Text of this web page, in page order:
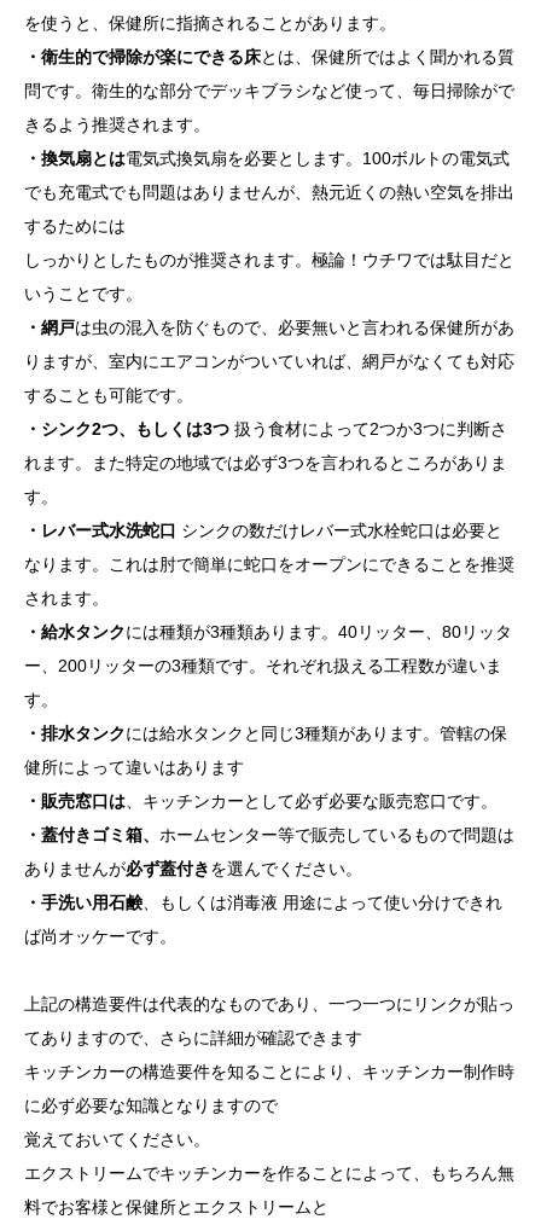
を使うと、保健所に指摘されることがあります。
・衛生的で掃除が楽にできる床とは、保健所ではよく聞かれる質
問です。衛生的な部分でデッキブラシなど使って、毎日掃除がで
きるよう推奨されます。
・換気扇とは電気式換気扇を必要とします。100ボルトの電気式
でも充電式でも問題はありませんが、熱元近くの熱い空気を排出
するためには
しっかりとしたものが推奨されます。極論！ウチワでは駄目だと
いうことです。
・網戸は虫の混入を防ぐもので、必要無いと言われる保健所があ
りますが、室内にエアコンがついていれば、網戸がなくても対応
することも可能です。
・シンク2つ、もしくは3つ 扱う食材によって2つか3つに判断さ
れます。また特定の地域では必ず3つを言われるところがありま
す。
・レバー式水洗蛇口 シンクの数だけレバー式水栓蛇口は必要と
なります。これは肘で簡単に蛇口をオープンにできることを推奨
されます。
・給水タンクには種類が3種類あります。40リッター、80リッタ
ー、200リッターの3種類です。それぞれ扱える工程数が違いま
す。
・排水タンクには給水タンクと同じ3種類があります。管轄の保
健所によって違いはあります
・販売窓口は 、キッチンカーとして必ず必要な販売窓口です。
・蓋付きゴミ箱、 ホームセンター等で販売しているもので問題は
ありませんが必ず蓋付きを選んでください。
・手洗い用石鹸 、もしくは消毒液 用途によって使い分けできれ
ば尚オッケーです。
上記の構造要件は代表的なものであり、一つ一つにリンクが貼っ
てありますので、さらに詳細が確認できます
キッチンカーの構造要件を知ることにより、キッチンカー制作時
に必ず必要な知識となりますので
覚えておいてください。
エクストリームでキッチンカーを作ることによって、もちろん無
料でお客様と保健所とエクストリームと